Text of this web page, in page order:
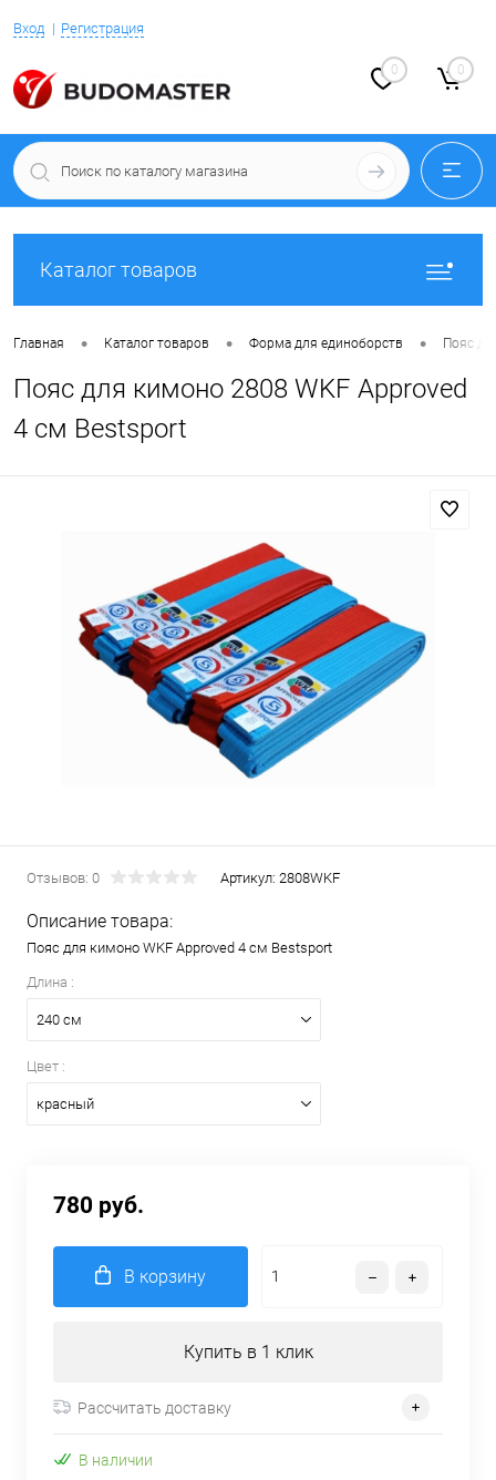
Вход Регистрация
0 0
Каталог товаров
Главная • Каталог товаров • Форма для единоборств • Пояс
Пояс для кимоно 2808 WKF Approved
4 см Bestsport
Отзывов: 0 Артикул: 2808WKF
Описание товара:
Пояс для кимоно WKF Approved 4 см Bestsport
Длина :
240 см
Цвет :
красный
780 руб.
В корзину
Купить в 1 клик
Рассчитать доставку
В наличии